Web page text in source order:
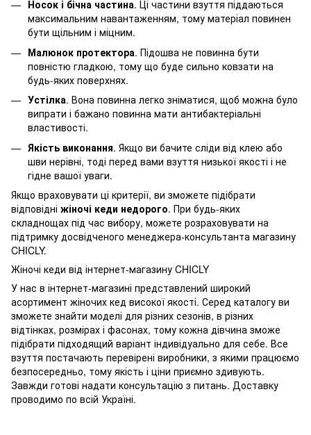
Носок і бічна частина. Ці частини взуття піддаються
максимальним навантаженням, тому матеріал повинен
бути щільним і міцним.
Малюнок протектора. Підошва не повинна бути
повністю гладкою, тому що буде сильно ковзати на
будь-яких поверхнях.
Устілка. Вона повинна легко зніматися, щоб можна було
випрати і бажано повинна мати антибактеріальні
властивості.
Якість виконання. Якщо ви бачите сліди від клею або
шви нерівні, тоді перед вами взуття низької якості і не
гідне вашої уваги.
Якщо враховувати ці критерії, ви зможете підібрати
відповідні жіночі кеди недорого. При будь-яких
складнощах під час вибору, можете розраховувати на
підтримку досвідченого менеджера-консультанта магазину
CHICLY.
Жіночі кеди від інтернет-магазину CHICLY
У нас в інтернет-магазині представлений широкий
асортимент жіночих кед високої якості. Серед каталогу ви
зможете знайти моделі для різних сезонів, в різних
відтінках, розмірах і фасонах, тому кожна дівчина зможе
підібрати підходящий варіант індивідуально для себе. Все
взуття постачають перевірені виробники, з якими працюємо
безпосередньо, тому якість і ціни приємно здивують.
Завжди готові надати консультацію з питань. Доставку
проводимо по всій Україні.